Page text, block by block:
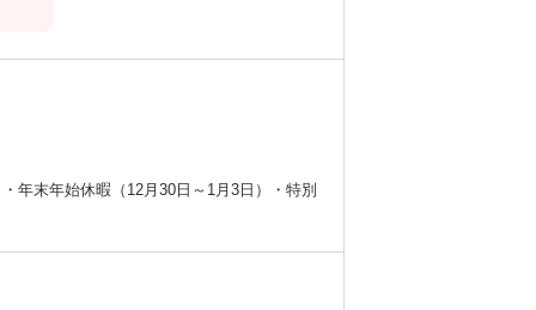
年末年始休暇（12⽉30⽇～1⽉3⽇）・特別